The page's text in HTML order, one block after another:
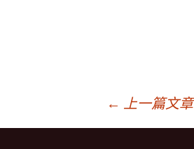
← 上一篇文章